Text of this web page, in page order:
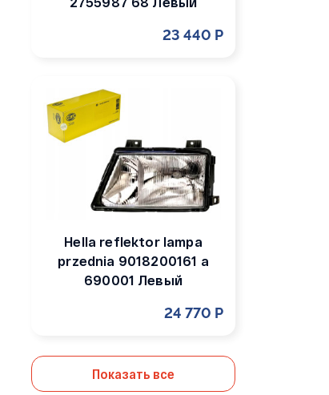
23 440 Р
Hella reflektor lampa
przednia 9018200161 a
690001 Левый
24 770 Р
Показать все